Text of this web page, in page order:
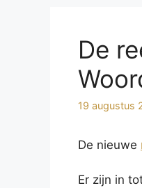
De
19 augustus
De nieuwe
Er zijn in